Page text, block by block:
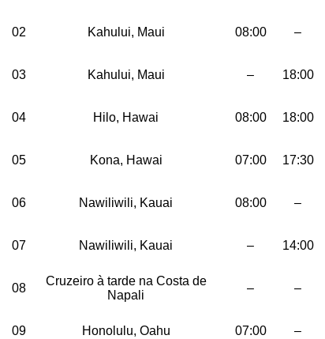
02 Kahului, Maui 08:00 –
03 Kahului, Maui – 18:00
04 Hilo, Hawai 08:00 18:00
05 Kona, Hawai 07:00 17:30
06 Nawiliwili, Kauai 08:00 –
07 Nawiliwili, Kauai – 14:00
08
Cruzeiro à tarde na Costa de
Napali
– –
09 Honolulu, Oahu 07:00 –